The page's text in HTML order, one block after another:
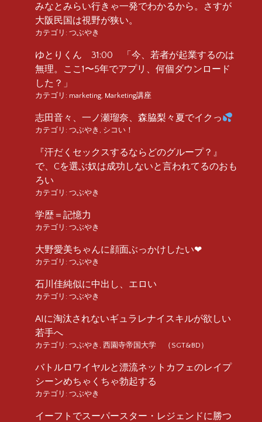
みなとみらい行きゃ一発でわかるから。さすが
大阪民国は視野が狭い。
カテゴリ: つぶやき
ゆとりくん 31:00 「今、若者が起業するのは
無理。ここ1〜5年でアプリ、何個ダウンロード
した？」
カテゴリ: marketing, Marketing講座
志田音々、一ノ瀬瑠奈、森脇梨々夏でイクっ
カテゴリ: つぶやき , シコい！
『汗だくセックスするならどのグループ？』
で、Cを選ぶ奴は成功しないと言われてるのおも
ろい
カテゴリ: つぶやき
学歴＝記憶力
カテゴリ: つぶやき
大野愛美ちゃんに顔面ぶっかけしたい❤︎
カテゴリ: つぶやき
石川佳純似に中出し、エロい
カテゴリ: つぶやき
AIに淘汰されないギュラレナイスキルが欲しい
若手へ
カテゴリ: つぶやき , 西園寺帝国大学 （SGT&BD）
バトルロワイヤルと漂流ネットカフェのレイプ
シーンめちゃくちゃ勃起する
カテゴリ: つぶやき
イーフトでスーパースター・レジェンドに勝つ